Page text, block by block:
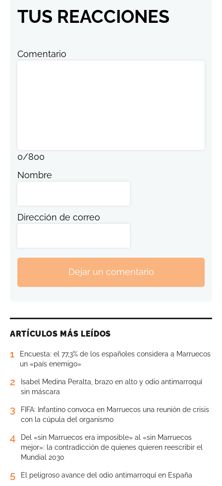
TUS REACCIONES
Comentario
0/800
Nombre
Dirección de correo
Dejar un comentario
ARTÍCULOS MÁS LEÍDOS
1
Encuesta: el 77,3% de los españoles considera a Marruecos
un «país enemigo»
2
Isabel Medina Peralta, brazo en alto y odio antimarroquí
sin máscara
3
FIFA: Infantino convoca en Marruecos una reunión de crisis
con la cúpula del organismo
4
Del «sin Marruecos era imposible» al «sin Marruecos
mejor»: la contradicción de quienes quieren reescribir el
Mundial 2030
5 El peligroso avance del odio antimarroquí en España